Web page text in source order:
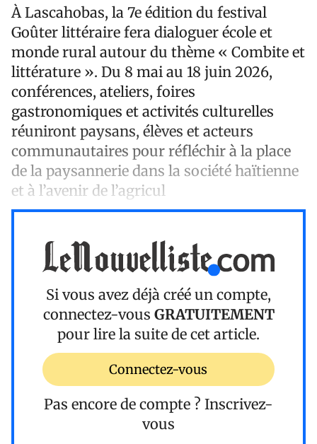
À Lascahobas, la 7e édition du festival
Goûter littéraire fera dialoguer école et
monde rural autour du thème « Combite et
littérature ». Du 8 mai au 18 juin 2026,
conférences, ateliers, foires
gastronomiques et activités culturelles
réuniront paysans, élèves et acteurs
communautaires pour réfléchir à la place
de la paysannerie dans la société haïtienne
et à l’avenir de l’agricul
Si vous avez déjà créé un compte,
connectez-vous GRATUITEMENT
pour lire la suite de cet article.
Connectez-vous
Pas encore de compte ? Inscrivez-
vous